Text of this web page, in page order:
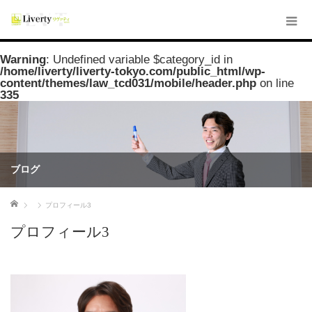
Warning: Undefined variable $category_id in
/home/liverty/liverty-tokyo.com/public_html/wp-
content/themes/law_tcd031/mobile/header.php on line
335
ブログ
ホーム プロフィール3
プロフィール3